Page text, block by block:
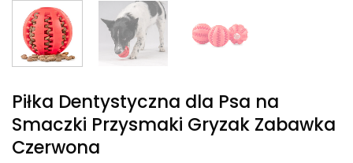
Piłka Dentystyczna dla Psa na
Smaczki Przysmaki Gryzak Zabawka
Czerwona